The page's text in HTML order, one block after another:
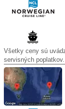
Všetky ceny sú
servisných